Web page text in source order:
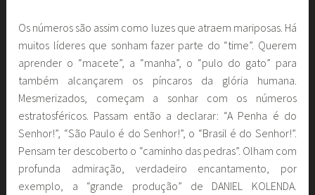
Os números são assim como luzes que atraem mariposas. Há
muitos líderes que sonham fazer parte do “time”. Querem
aprender o “macete”, a “manha”, o “pulo do gato” para
também alcançarem os píncaros da glória humana.
Mesmerizados, começam a sonhar com os números
estratosféricos. Passam então a declarar: “A Penha é do
Senhor!”, “São Paulo é do Senhor!”, o “Brasil é do Senhor!”.
Pensam ter descoberto o “caminho das pedras”. Olham com
profunda admiração, verdadeiro encantamento, por
exemplo, a “grande produção” de DANIEL KOLENDA.